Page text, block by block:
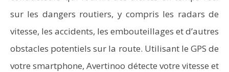
sur les dangers routiers, y compris les radars de
vitesse, les accidents, les embouteillages et d’autres
obstacles potentiels sur la route. Utilisant le GPS de
votre smartphone, Avertinoo détecte votre vitesse et